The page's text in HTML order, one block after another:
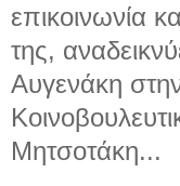
επικοινωνία
της,
Αυγενάκη
Μητσοτάκη...